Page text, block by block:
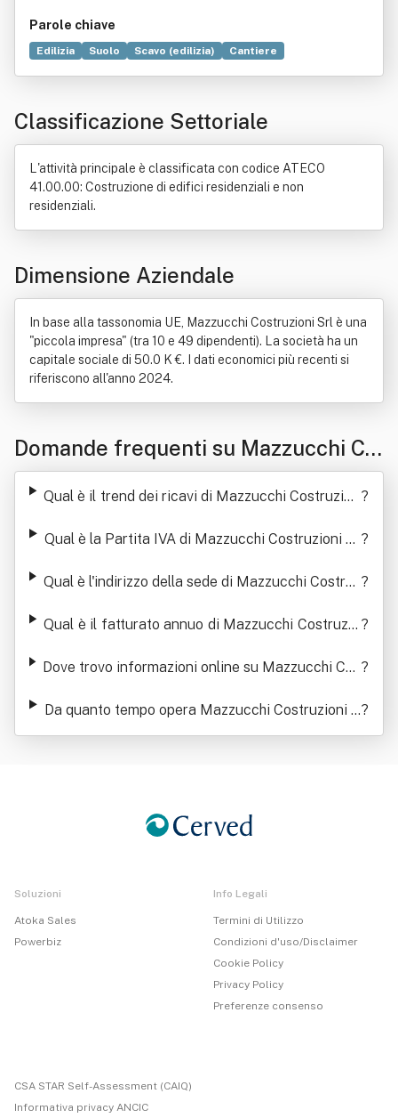
Parole chiave
Edilizia Suolo Scavo (edilizia)
Cantiere
Industria
Roccia
Classificazione Settoriale
L'attività principale è classificata con codice ATECO
41.00.00: Costruzione di edifici residenziali e non
residenziali.
Dimensione Aziendale
In base alla tassonomia UE, Mazzucchi Costruzioni Srl è una
"piccola impresa" (tra 10 e 49 dipendenti). La società ha un
capitale sociale di 50.0 K €. I dati economici più recenti si
riferiscono all'anno 2024.
Domande frequenti su Mazzucchi Co
struzioni Srl
Qual è il trend dei ricavi di Mazzucchi Costruzion ?
Qual è la Partita IVA di Mazzucchi Costruzioni Sr ?
Qual è l'indirizzo della sede di Mazzucchi Costruz ?
Qual è il fatturato annuo di Mazzucchi Costruzio ?
Dove trovo informazioni online su Mazzucchi Cos ?
Da quanto tempo opera Mazzucchi Costruzioni S
rl
?
Soluzioni
Atoka Sales
Powerbiz
Info Legali
Termini di Utilizzo
Condizioni d'uso/Disclaimer
Cookie Policy
Privacy Policy
Preferenze consenso
CSA STAR Self-Assessment (CAIQ)
Informativa privacy ANCIC